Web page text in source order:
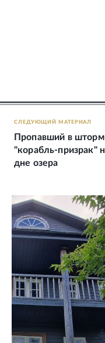
СЛЕДУЮЩИЙ МАТЕРИАЛ
Пропавший в шторм
"корабль-призрак"
дне озера